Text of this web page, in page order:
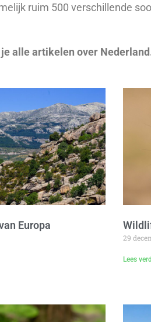
ruim 500 verschillende
alle artikelen over
Europa
29
Lees